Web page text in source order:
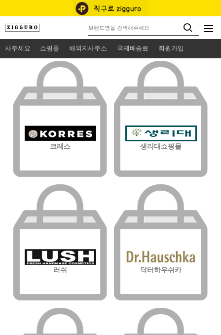
사주세요 쇼핑몰 해외지사주소 국제배송료 회원가입
코레스 생리대쇼핑몰
러쉬 닥터하우쉬카